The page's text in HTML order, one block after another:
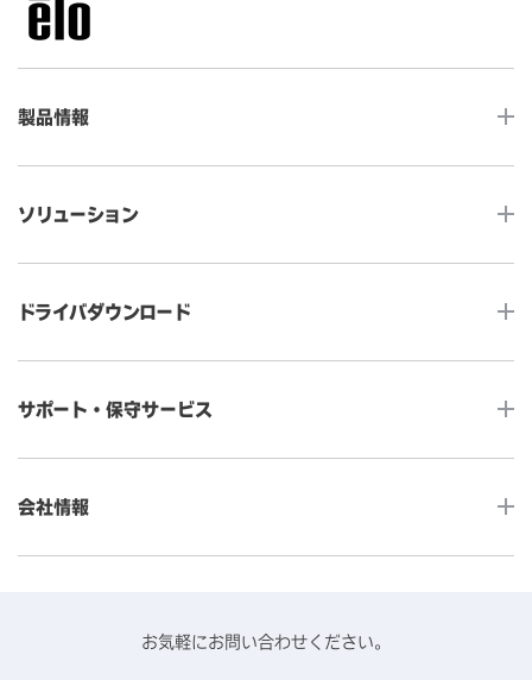
製品情報
ノンタッチ モニター
タッチコンピューター
インタラクティブ・デジタルサイネージ
産業用組込みタッチモニター
メディカルタッチモニター
動作検証済みハードウェアについて
ソリューション
セルフサービス
店舗DX
POS
飲食店
小売
ドライバダウンロード
タッチパネル・ドライバ（製品ごと）
サポート・保守サービス
よくあるご質問
保証と修理のご案内
保守サービスのご案内
会社情報
お気軽にお問い合わせください。